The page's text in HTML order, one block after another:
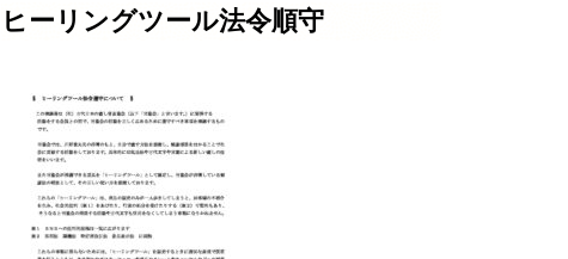
ヒーリングツール法令順守